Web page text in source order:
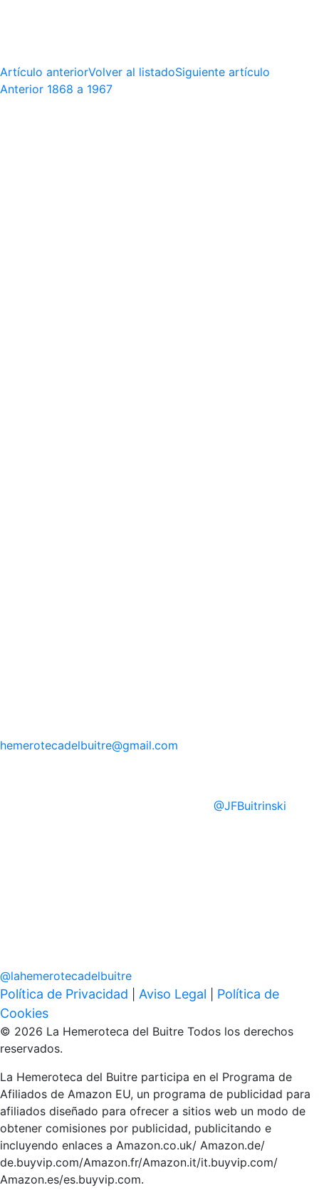
Artículo anteriorVolver al listadoSiguiente artículo
Anterior 1868 a 1967
hemerotecadelbuitre@gmail.com
@JFBuitrinski
@lahemerotecadelbuitre
Política de Privacidad Aviso Legal
Política de
Cookies
© 2026 La Hemeroteca del Buitre Todos los derechos
reservados.
La Hemeroteca del Buitre participa en el Programa de
Afiliados de Amazon EU, un programa de publicidad para
afiliados diseñado para ofrecer a sitios web un modo de
obtener comisiones por publicidad, publicitando e
incluyendo enlaces a Amazon.co.uk/ Amazon.de/
de.buyvip.com/Amazon.fr/Amazon.it/it.buyvip.com/
Amazon.es/es.buyvip.com.